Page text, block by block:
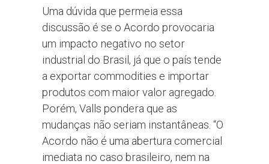
Uma dúvida que permeia essa
discussão é se o Acordo provocaria
um impacto negativo no setor
industrial do Brasil, já que o país tende
a exportar commodities e importar
produtos com maior valor agregado.
Porém, Valls pondera que as
mudanças não seriam instantâneas. “O
Acordo não é uma abertura comercial
imediata no caso brasileiro, nem na